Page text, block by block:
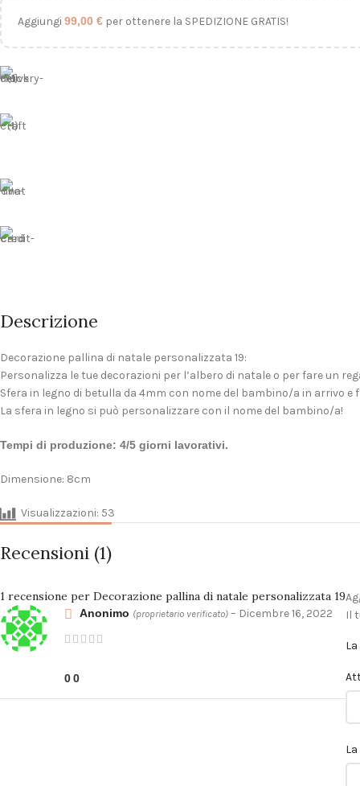
Aggiungi 99,00 € per ottenere la SPEDIZIONE GRATIS!
Descrizione
Decorazione pallina di natale personalizzata 19:
Personalizza le tue decorazioni per l’albero di natale o per fare un
Sfera in legno di betulla da 4mm con nome del bambino/a in arrivo e
La sfera in legno si può personalizzare con il nome del bambino/a!
Tempi di produzione: 4/5 giorni lavorativi.
Dimensione: 8cm
Visualizzazioni: 53
Recensioni (1)
1 recensione per Decorazione pallina di natale personalizzata 19
Anonimo (proprietario verificato) – Dicembre 16, 2022
00
Il